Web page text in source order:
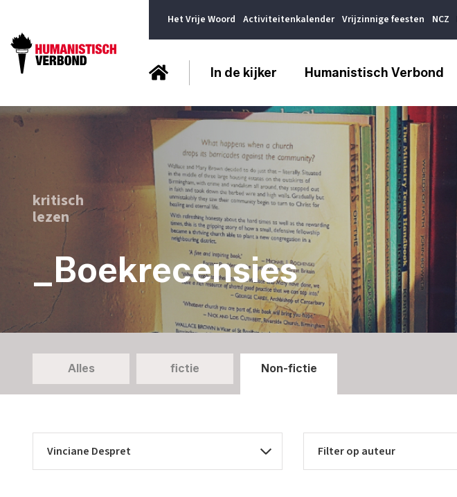
Het Vrije Woord Activiteitenkalender Vrijzinnige feesten NCZ
In de kijker Humanistisch Verbond
kritisch
lezen
_Boekrecensies
Alles fictie Non-fictie